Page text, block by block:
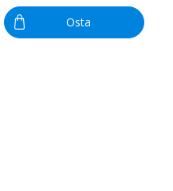
Osta